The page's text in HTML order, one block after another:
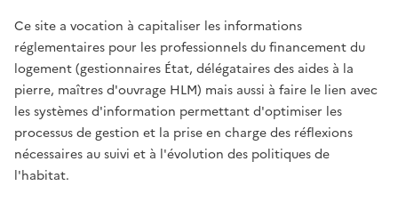
Ce site a vocation à capitaliser les informations
réglementaires pour les professionnels du financement du
logement (gestionnaires État, délégataires des aides à la
pierre, maîtres d'ouvrage HLM) mais aussi à faire le lien avec
les systèmes d'information permettant d'optimiser les
processus de gestion et la prise en charge des réflexions
nécessaires au suivi et à l'évolution des politiques de
l'habitat.